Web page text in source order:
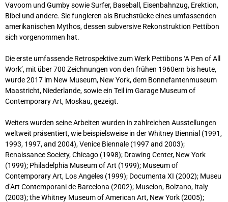
Vavoom und Gumby sowie Surfer, Baseball, Eisenbahnzug, Erektion,
Bibel und andere. Sie fungieren als Bruchstücke eines umfassenden
amerikanischen Mythos, dessen subversive Rekonstruktion Pettibon
sich vorgenommen hat.
Die erste umfassende Retrospektive zum Werk Pettibons ‘A Pen of All
Work’, mit über 700 Zeichnungen von den frühen 1960ern bis heute,
wurde 2017 im New Museum, New York, dem Bonnefantenmuseum
Maastricht, Niederlande, sowie ein Teil im Garage Museum of
Contemporary Art, Moskau, gezeigt.
Weiters wurden seine Arbeiten wurden in zahlreichen Ausstellungen
weltweit präsentiert, wie beispielsweise in der Whitney Biennial (1991,
1993, 1997, and 2004), Venice Biennale (1997 and 2003);
Renaissance Society, Chicago (1998); Drawing Center, New York
(1999); Philadelphia Museum of Art (1999); Museum of
Contemporary Art, Los Angeles (1999); Documenta XI (2002); Museu
d’Art Contemporani de Barcelona (2002); Museion, Bolzano, Italy
(2003); the Whitney Museum of American Art, New York (2005);